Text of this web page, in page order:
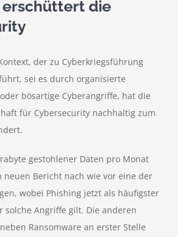
die
der zu Cyberkriegsführung
sei es durch organisierte
bösartige Cyberangriffe, hat die
für Cybersecurity nachhaltig zum
gestohlener Daten pro Monat
neuen Bericht nach wie vor eine der
wobei Phishing jetzt als häufigster
solche Angriffe gilt. Die anderen
Ransomware an erster Stelle